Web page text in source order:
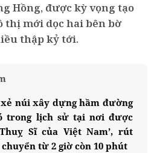
Hồng, được kỳ vọng tạo
mới dọc hai bên bờ
thập kỷ tới.
núi xây dựng hầm đường
trong lịch sử tại nơi được
Sĩ của Việt Nam’, rút
từ 2 giờ còn 10 phút